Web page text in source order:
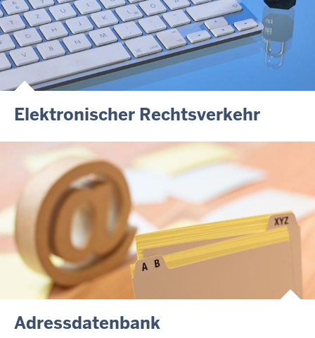
Elektronischer Rechtsverkehr
Adressdatenbank